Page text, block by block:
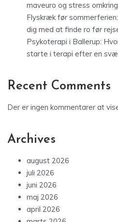
maveuro og stress
Flyskræk før
dig med at finde ro før
Psykoterapi i Ballerup:
starte i terapi efter en
Recent Comments
Der er ingen kommentarer at
Archives
august 2026
juli 2026
juni 2026
maj 2026
april 2026